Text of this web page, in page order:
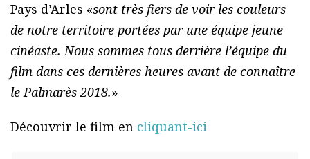
Pays d’Arles «sont très fiers de voir les couleurs
de notre territoire portées par une équipe jeune
cinéaste. Nous sommes tous derrière l’équipe du
film dans ces dernières heures avant de connaître
le Palmarès 2018.»
Découvrir le film en cliquant-ici